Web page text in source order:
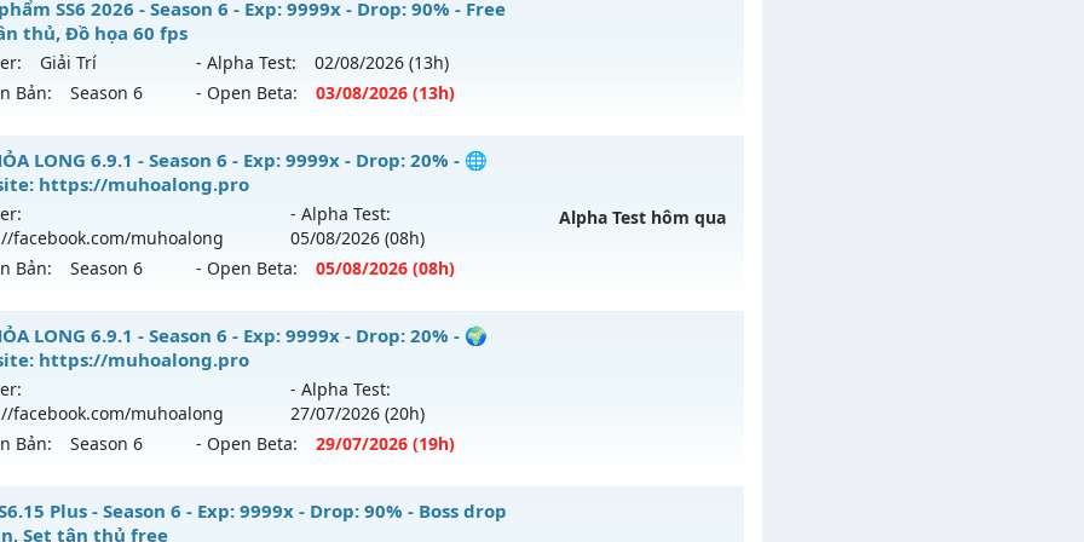
ATLANS - Reset Đổi Quà
mới ra tháng 08 2026 - Mở máy chủĐại Dương Atlantis
2626
reset: Reset In Game
loại: Mu Nguyên bản Webzen
Shark
SS6 2026 - Season 6 - Exp: 9999x - Drop: 90% - Free
thủ, Đồ họa 60 fps
Giải Trí - Alpha Test: 02/08/2026 (13h)
Bản:
Season 6 - Open Beta: 03/08/2026 (13h)
phẩm SS6 2026 - Free set tân thủ, Đồ họa 60 fps
mới ra tháng 08 2026 - Mở máy chủ
Giải Trí
9999x - Drop: 90%
loại: Mu Bán Đồ Full Trong Shop
Anti Phoenix
LONG 6.9.1 - Season 6 - Exp: 9999x - Drop: 20% - 🌐
https://muhoalong.pro
facebook.com/muhoalong
- Alpha Test:
05/08/2026 (08h)
Bản:
Season 6 - Open Beta: 05/08/2026 (08h)
Alpha Test hôm qua
LONG 6.9.1 - 🌐 Website: https://muhoalong.pro
ra tháng 08 2026 - Mở máy chủhttps://facebook.com/muhoalong
08/2626
- Drop: 20%
Mu Nguyên bản Webzen
LONG 6.9.1 - Season 6 - Exp: 9999x - Drop: 20% - 🌍
https://muhoalong.pro
facebook.com/muhoalong
- Alpha Test:
27/07/2026 (20h)
Bản:
Season 6 - Open Beta: 29/07/2026 (19h)
LONG 6.9.1 - 🌍 Website: https://muhoalong.pro
Plus - Season 6 - Exp: 9999x - Drop: 90% - Boss drop
Set tân thủ free